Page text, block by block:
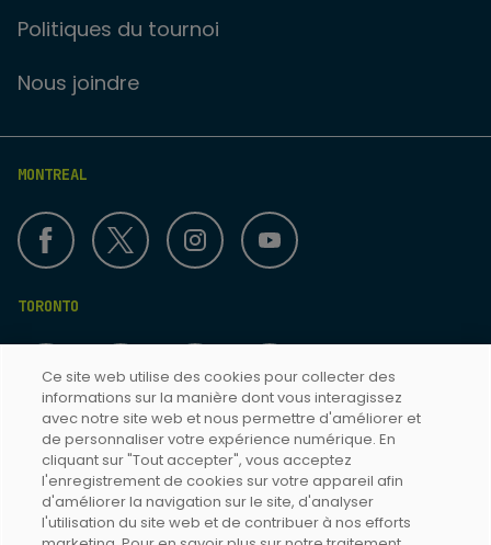
Politiques du tournoi
Nous joindre
MONTREAL
TORONTO
Termes & Conditions
Politique de confidentialité
Ce site web utilise des cookies pour collecter des
informations sur la manière dont vous interagissez
avec notre site web et nous permettre d'améliorer et
de personnaliser votre expérience numérique. En
cliquant sur "Tout accepter", vous acceptez
l'enregistrement de cookies sur votre appareil afin
d'améliorer la navigation sur le site, d'analyser
l'utilisation du site web et de contribuer à nos efforts